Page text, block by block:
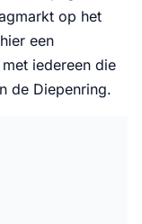
op het
een
iedereen die
de Diepenring.